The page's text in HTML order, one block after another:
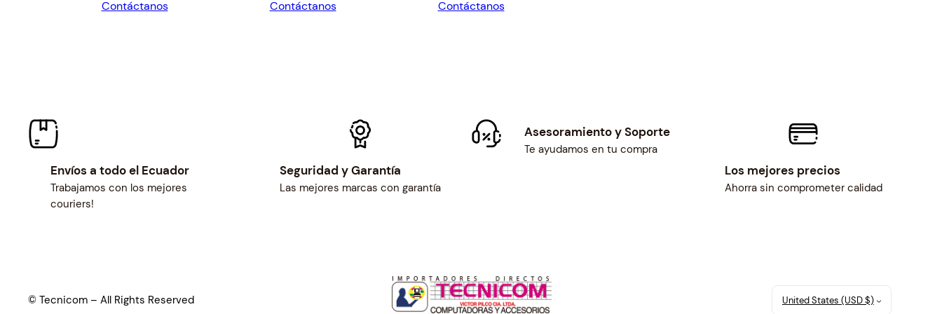
$260.82.$241.50.
Contáctanos
$523.80.$485.00.
Contáctanos
$318.60.$295.00.
Contáctanos
Envíos a todo el Ecuador
Trabajamos con los mejores
couriers!
Seguridad y Garantía
Las mejores marcas con garantía
Asesoramiento y Soporte
Te ayudamos en tu compra
Los mejores precios
Ahorra sin comprometer calidad
© Tecnicom – All Rights Reserved United States (USD $)